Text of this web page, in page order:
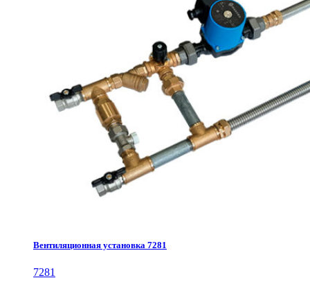
Вентиляционная установка 7281
7281